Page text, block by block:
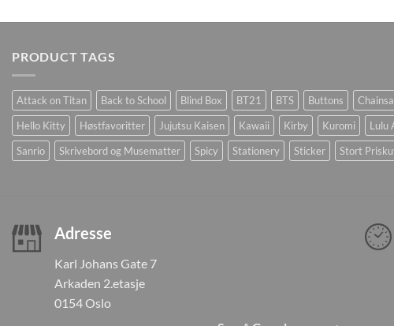
PRODUCT TAGS
Attack on Titan Back to School Blind Box BT21 BTS Buttons
Hello Kitty
Høstfavoritter Jujutsu Kaisen Kawaii Kirby Kuromi Lulu
Sanrio
Skrivebord og Musematter Spicy Stationery Sticker Stort
Adresse
Karl Johans Gate 7
Arkaden 2.etasje
0154 Oslo